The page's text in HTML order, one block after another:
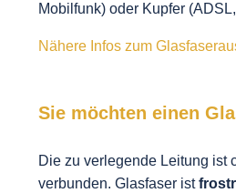
Mobilfunk) oder Kupfer
Nähere Infos zum
Sie möchten einen
Die zu verlegende Leitung ist
verbunden. Glasfaser ist